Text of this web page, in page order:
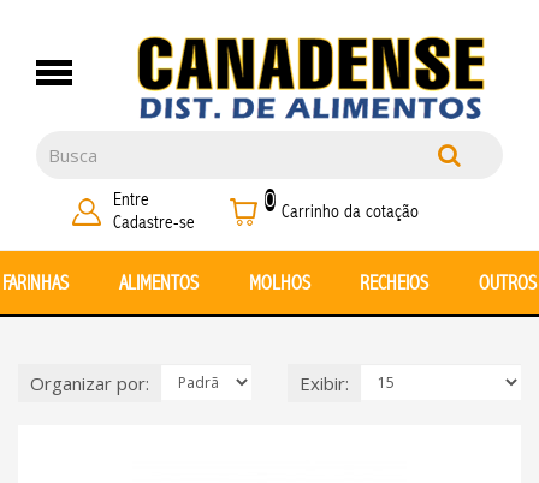
Entre
Cadastre-se
0 Carrinho da cotação
FARINHAS ALIMENTOS MOLHOS RECHEIOS OUTROS
Organizar por: Exibir:
CANADENSE (10)
MISTURAS CANADENSE (26)
ARRAIANA (3)
FRANCESA (3)
BOLACHAS (15)
CHIPS (0)
CHOCOLATE (4)
MARGARINA (1)
JÚNIOR (11)
BRILHO (0)
CREME E RECHEIO (13)
GLAZING (0)
ERVA DE TERERÉ (8)